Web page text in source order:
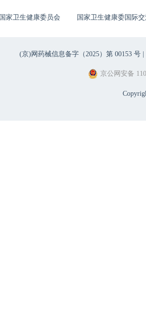
国家卫生健康委员会 国家卫生健康委国际
(京)网药械信息备字（2025）第 00153 号 |
京公网安备